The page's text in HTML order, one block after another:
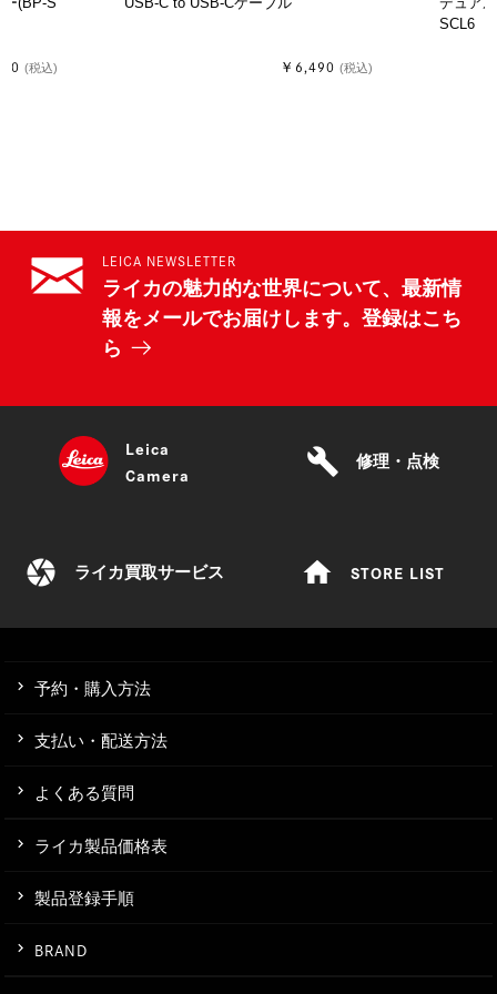
(税込) ￥6,490 (税込)
SCL6
LEICA NEWSLETTER
ライカの魅力的な世界について、最新情
報をメールでお届けします。登録はこち
ら
Leica
Camera
build 修理・点検
camera ライカ買取サービス home STORE LIST
予約・購入方法
支払い・配送方法
よくある質問
ライカ製品価格表
製品登録手順
BRAND